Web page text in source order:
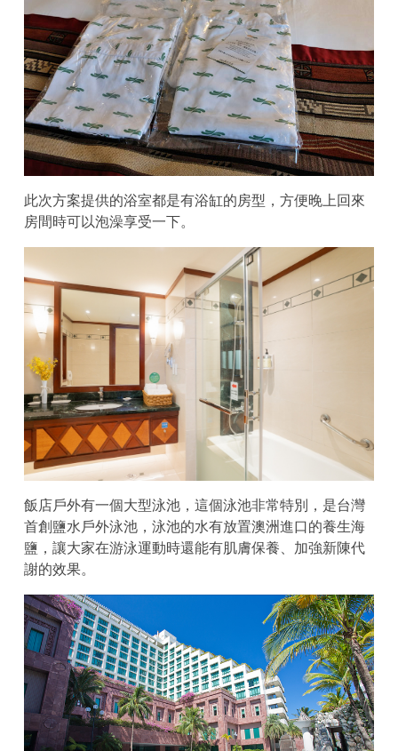
此次方案提供的浴室都是有浴缸的房型，方便晚上回來
房間時可以泡澡享受一下。
飯店戶外有一個大型泳池，這個泳池非常特別，是台灣
首創鹽水戶外泳池，泳池的水有放置澳洲進口的養生海
鹽，讓大家在游泳運動時還能有肌膚保養、加強新陳代
謝的效果。